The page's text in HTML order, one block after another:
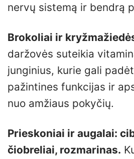
nervų sistemą ir bendrą
Brokoliai ir
daržovės suteikia
junginius, kurie gali
pažintines funkcijas ir
nuo amžiaus pokyčių.
Prieskoniai ir augalai:
čiobreliai, rozmarinas.